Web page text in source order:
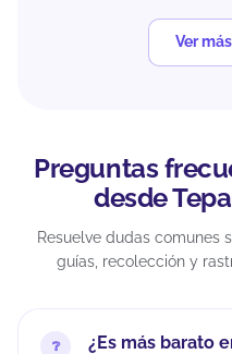
Ver
Preguntas
desde
Resuelve dudas comunes
guías, recolección y
¿Es más barato